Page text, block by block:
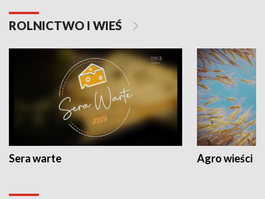
ROLNICTWO I WIEŚ
Sera warte Agro wieści